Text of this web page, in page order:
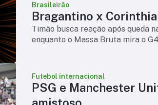
Brasileirão
Bragantino x
Timão busca reação após queda
enquanto o Massa Bruta mira o
Futebol internacional
PSG e Manchester